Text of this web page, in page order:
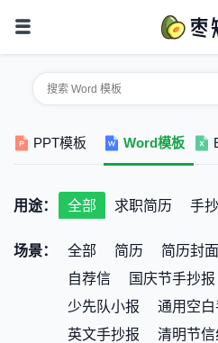
PPT模板 Word模板
用途： 全部 求职简历 手
企业管理
工作总结
办公管理
邀请函
日记手账
借款欠条
场景： 全部 简历 简历封面
自荐信
国庆节手抄报
少先队小报
通用空
英文手抄报
清明节信